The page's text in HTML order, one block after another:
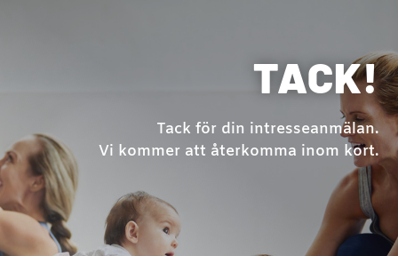
TACK!
Tack för din intresseanmälan.
Vi kommer att återkomma inom kort.